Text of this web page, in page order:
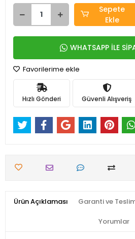
Sepete
Ekle
WHATSAPP İLE
Favorilerime ekle
Hızlı Gönderi Güvenli Alışveriş
Ürün Açıklaması Garanti ve
Yorumlar